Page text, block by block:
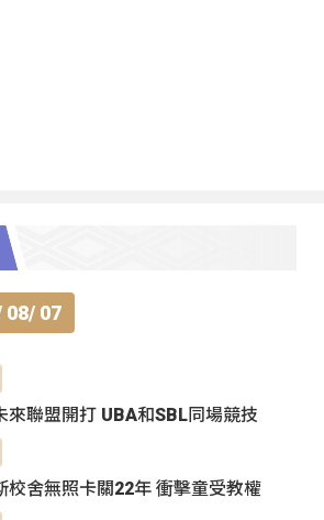
08/ 07
來聯盟開打 UBA和SBL同場競技
校舍無照卡關22年 衝擊童受教權